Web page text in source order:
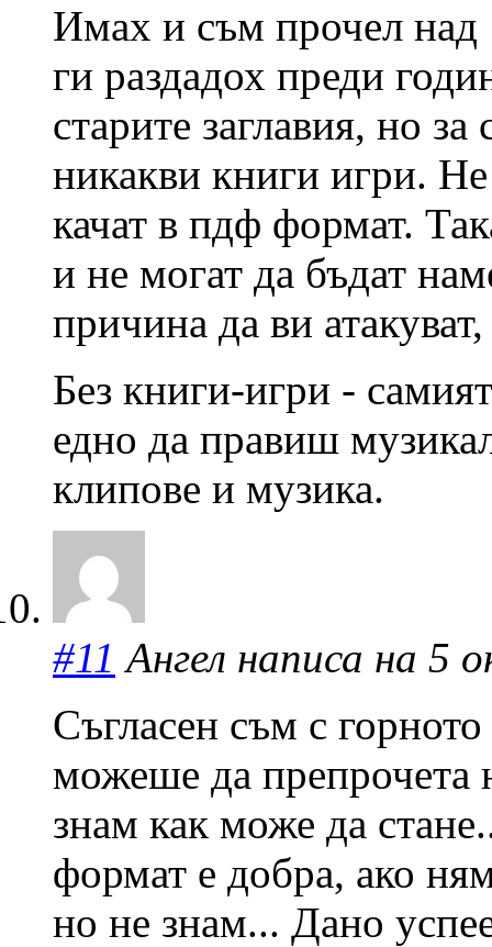
Имах и съм прочел над
ги раздадох преди
старите заглавия, но
никакви книги игри.
качат в пдф формат.
и не могат да бъдат
причина да ви
Без книги-игри -
едно да правиш
клипове и музика.
#11 Ангел написа на 5
Съгласен съм с
можеше да
знам как може да
формат е добра, ако
но не знам... Дано